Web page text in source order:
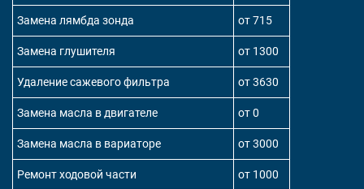
Замена лямбда зонда от 715
Замена глушителя от 1300
Удаление сажевого фильтра от 3630
Замена масла в двигателе от 0
Замена масла в вариаторе от 3000
Ремонт ходовой части от 1000